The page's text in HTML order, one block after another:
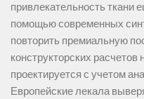
привлекательность ткани
помощью современных
повторить премиальную
конструкторских
проектируется с учетом
Европейские лекала